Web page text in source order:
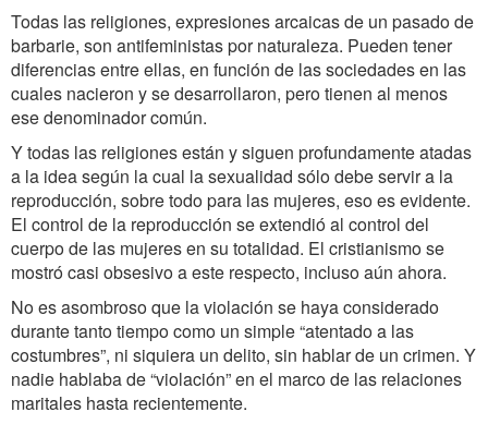
Todas las religiones, expresiones arcaicas de un pasado de
barbarie, son antifeministas por naturaleza. Pueden tener
diferencias entre ellas, en función de las sociedades en las
cuales nacieron y se desarrollaron, pero tienen al menos
ese denominador común.
Y todas las religiones están y siguen profundamente atadas
a la idea según la cual la sexualidad sólo debe servir a la
reproducción, sobre todo para las mujeres, eso es evidente.
El control de la reproducción se extendió al control del
cuerpo de las mujeres en su totalidad. El cristianismo se
mostró casi obsesivo a este respecto, incluso aún ahora.
No es asombroso que la violación se haya considerado
durante tanto tiempo como un simple “atentado a las
costumbres”, ni siquiera un delito, sin hablar de un crimen. Y
nadie hablaba de “violación” en el marco de las relaciones
maritales hasta recientemente.